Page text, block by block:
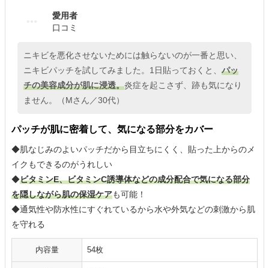
愛用者
口コミ
ニキビを悪化させないためには触らないのが一番と思い、
ニキビパッチを試してみました。1日貼っておくと、 パッ
チの美容成分が肌に浸透。炎症を起こさず、跡も気になり
ません。（Mさん／30代）
パッチが肌に密着して、気になる部分をカバー
◆肌なじみのよいパッチだから目立ちにくく、貼った上からのメ
イクもできるのがうれしい
◆ビタミンE、ビタミンC誘導体などの成分配合で気になる部分
を隠しながら肌の保湿ケアも可能！
◆通気性や防水性にすぐれているから水や外気などの刺激から肌
を守れる
内容量 54枚